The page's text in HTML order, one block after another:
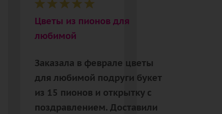
Цветы из пионов для
любимой
Заказала в феврале цветы
для любимой подруги букет
из 15 пионов и открытку с
поздравлением. Доставили